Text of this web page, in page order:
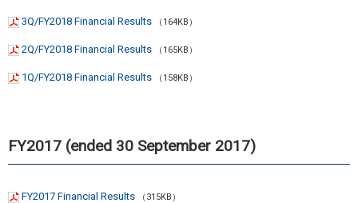
3Q/FY2018 Financial Results （164KB）
2Q/FY2018 Financial Results （165KB）
1Q/FY2018 Financial Results （158KB）
FY2017 (ended 30 September 2017)
FY2017 Financial Results （315KB）